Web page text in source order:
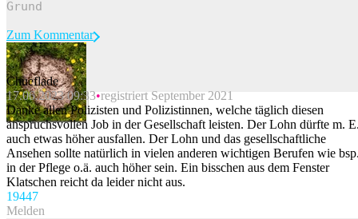
Beitrag melden
Zum Kommentar
Chueflade
17.06.2023 09:33 registriert September 2021
Danke allen Polizisten und Polizistinnen, welche täglich diesen
anspruchsvollen Job in der Gesellschaft leisten. Der Lohn dürfte m.
auch etwas höher ausfallen. Der Lohn und das gesellschaftliche
Ansehen sollte natürlich in vielen anderen wichtigen Berufen wie
in der Pflege o.ä. auch höher sein. Ein bisschen aus dem Fenster
Klatschen reicht da leider nicht aus.
19447
Melden